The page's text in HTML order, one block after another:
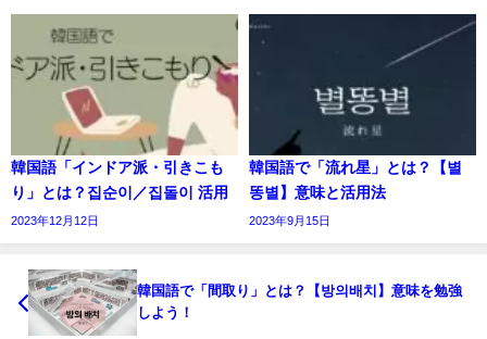
韓国語「インドア派・引きこも
り」とは？집순이／집돌이 活用
2023年12月12日
韓国語で「流れ星」とは？【별
똥별】意味と活用法
2023年9月15日
韓国語で「間取り」とは？【방의배치】意味を勉強
しよう！